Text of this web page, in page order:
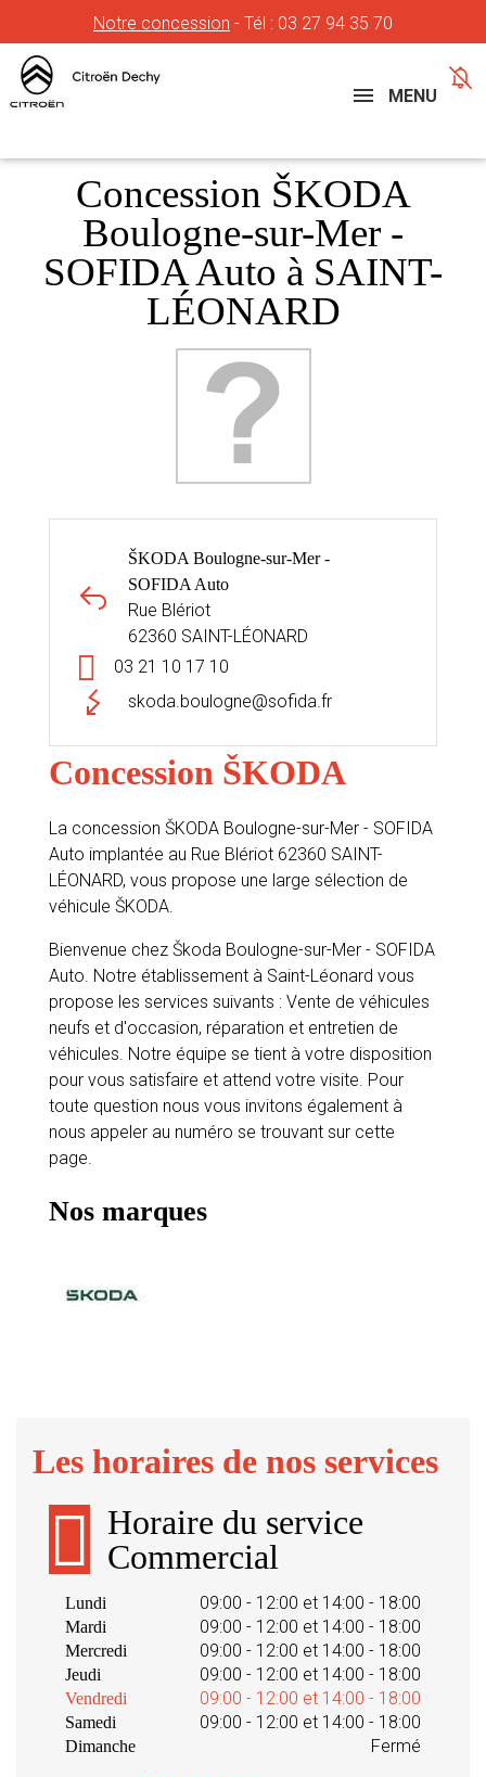
Notre concession - Tél : 03 27 94 35 70
Concessions
MENU
Concession ŠKODA
Boulogne-sur-Mer -
SOFIDA Auto à SAINT-
LÉONARD
ŠKODA Boulogne-sur-Mer -
SOFIDA Auto
Rue Blériot
62360 SAINT-LÉONARD
03 21 10 17 10
skoda.boulogne@sofida.fr
Concession ŠKODA
La concession ŠKODA Boulogne-sur-Mer - SOFIDA
Auto implantée au Rue Blériot 62360 SAINT-
LÉONARD, vous propose une large sélection de
véhicule ŠKODA.
Bienvenue chez Škoda Boulogne-sur-Mer - SOFIDA
Auto. Notre établissement à Saint-Léonard vous
propose les services suivants : Vente de véhicules
neufs et d'occasion, réparation et entretien de
véhicules. Notre équipe se tient à votre disposition
pour vous satisfaire et attend votre visite. Pour
toute question nous vous invitons également à
nous appeler au numéro se trouvant sur cette
page.
Nos marques
Les horaires de nos services
Horaire du service
Commercial
Lundi 09:00 - 12:00 et 14:00 - 18:00
Mardi 09:00 - 12:00 et 14:00 - 18:00
Mercredi 09:00 - 12:00 et 14:00 - 18:00
Jeudi 09:00 - 12:00 et 14:00 - 18:00
Vendredi 09:00 - 12:00 et 14:00 - 18:00
Samedi 09:00 - 12:00 et 14:00 - 18:00
Dimanche Fermé